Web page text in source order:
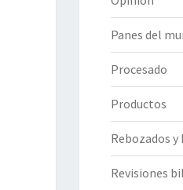
Panes del
Procesado
Productos
Rebozados y
Revisiones